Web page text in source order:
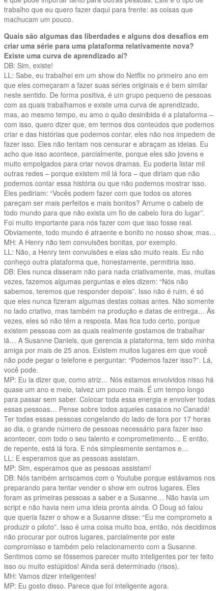
trabalho que eu quero fazer daqui para frente: as coisas que
machucam um pouco.
Quais são algumas das liberdades e alguns dos desafios em
criar uma série para uma plataforma relativamente nova?
Existe uma curva de aprendizado aí?
DB: Sim, existe!
LL: Sabe, eu trabalhei em um show do Netflix no primeiro ano em
que eles começaram a fazer suas séries originais e é bem similar
neste sentido. De forma positiva, é um grupo pequeno de pessoas
com as quais trabalhamos e existe uma curva de aprendizado,
mas, ao mesmo tempo, eu amo o quão desinibida é a plataforma –
com isso, quero dizer que, em termos dos conteúdos que podemos
criar e das histórias que podemos contar, eles não nos impedem de
fazer isso. Eles não tentam nos censurar e abraçam as ideias. Eu
acho que isso acontece, parcialmente, porque eles são jovens e
muito empolgados para criar novos dramas. Eu poderia listar mil
outras redes – porque existem mil lá fora – que diriam que não
podemos contar essa história ou que não podemos mostrar isso.
Eles pediriam: “Vocês podem fazer com que todos os atores
pareçam ser mais perfeitos e mais bonitos? Arrume o cabelo de
todo mundo para que não exista um fio de cabelo fora do lugar”.
Foi muito importante para nós fazer com que isso fosse real.
Obviamente, todo mundo é atraente e bonito no nosso show, mas…
MH: A Henry não tem convulsões bonitas, por exemplo.
LL: Não, a Henry tem convulsões e elas são muito reais. Eu não
conheço outra plataforma que, honestamente, permitiria isso.
DB: Eles nunca disseram não para nada criativamente, mas, muitas
vezes, fazemos algumas perguntas e eles dizem: “Nós não
sabemos, teremos que responder depois”. Isso não é ruim, é só
que eles nunca fizeram algumas destas coisas antes. Não somente
no lado criativo, mas também na produção e datas de entrega… Às
vezes, eles só não têm a resposta. Mas fica tudo certo, porque
existem pessoas com as quais realmente gostamos de trabalhar
lá… A Susanne Daniels, que gerencia a plataforma, tem sido minha
amiga por mais de 25 anos. Existem muitos lugares em que você
não pode pegar o telefone e perguntar: “Podemos fazer isso?”. Lá,
você pode.
MP: Eu ia dizer que, como atriz… Nós estamos envolvidos nisso há
quase um ano e meio, talvez um pouco mais. É um tempo longo
para passar sem saber. Colocar toda essa energia e envolver todas
essas pessoas… Pense sobre todos aqueles casacos no Canadá!
Ter todas essas pessoas congelando do lado de fora por 17 horas
ao dia, o grande número de pessoas necessário para fazer isso
acontecer, com todo o seu talento e comprometimento… E então,
de repente, está lá fora. E nós simplesmente sentamos e…
LL: E esperamos que as pessoas assistam.
MP: Sim, esperamos que as pessoas assistam!
DB: Nós também arriscamos com o Youtube porque estávamos nos
preparando para tentar vender o show em outros lugares. Eles
foram as primeiras pessoas a saber e a Susanne… Não havia um
script e não havia nem uma ideia pronta ainda. O Doug só falou
que queria fazer o show e a Susanne disse: “Eu me comprometo a
produzir o piloto”. Isso é uma coisa muito boa, então, nós decidimos
não procurar por outros lugares, parcialmente por este
compromisso e também pelo relacionamento com a Susanne.
Sentimos como se fôssemos parecer muito inteligentes por ter feito
isso ou muito estúpidos! Ainda será determinado (risos).
MH: Vamos dizer inteligentes!
MP: Eu gosto disso. Parece que foi inteligente agora.